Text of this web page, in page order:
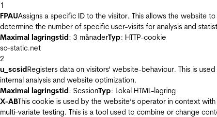
1
FPAUAssigns a specific ID to the visitor. This allows the website to
determine the number of specific user-visits for analysis and
Maximal lagringstid: 3 månaderTyp: HTTP-cookie
sc-static.net
2
u_scsidRegisters data on visitors' website-behaviour. This is
internal analysis and website optimization.
Maximal lagringstid: SessionTyp: Lokal HTML-lagring
X-ABThis cookie is used by the website’s operator in context with
multi-variate testing. This is a tool used to combine or change